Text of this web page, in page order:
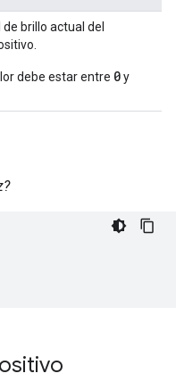
de brillo actual del
debe estar entre 0y